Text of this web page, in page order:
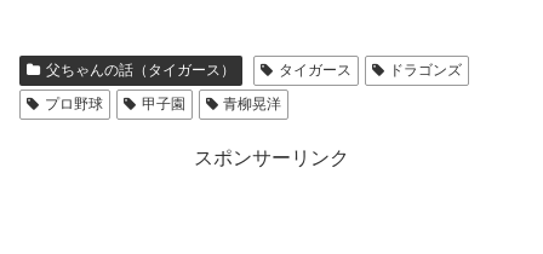
父ちゃんの話（タイガース） タイガース
ドラゴンズ
プロ野球
甲子園 青柳晃洋
スポンサーリンク